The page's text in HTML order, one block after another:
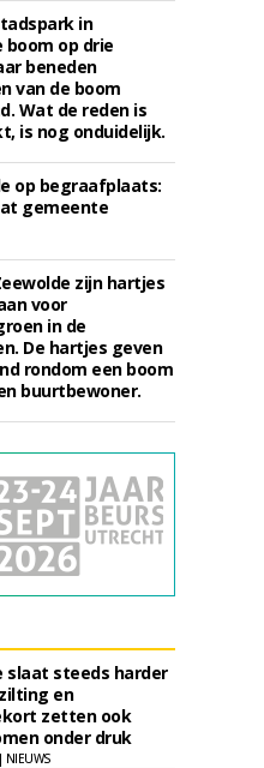
in
boom op drie
beneden
van de boom
Wat de reden is
is nog onduidelijk.
op begraafplaats:
gemeente
zijn hartjes
voor
in de
De hartjes geven
rondom een boom
buurtbewoner.
slaat steeds harder
en
zetten ook
onder druk
NIEUWS